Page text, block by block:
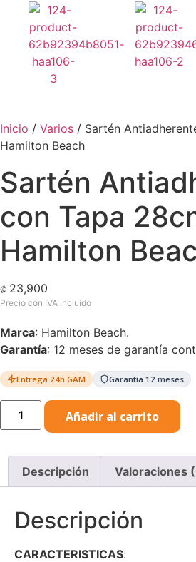
Inicio / Varios / Sartén
Hamilton Beach
Sartén
con Tapa
Hamilton
₡ 23,900
Marca: Hamilton Beach.
Garantía: 12 meses de garantía
Entrega 24h GAM Garantía 12 meses
Sartén
Antiadherente
con
3.8L
Hamilton
Beach
Añadir al carrito
Descripción Valoraciones
Descripción
CARACTERISTICAS: